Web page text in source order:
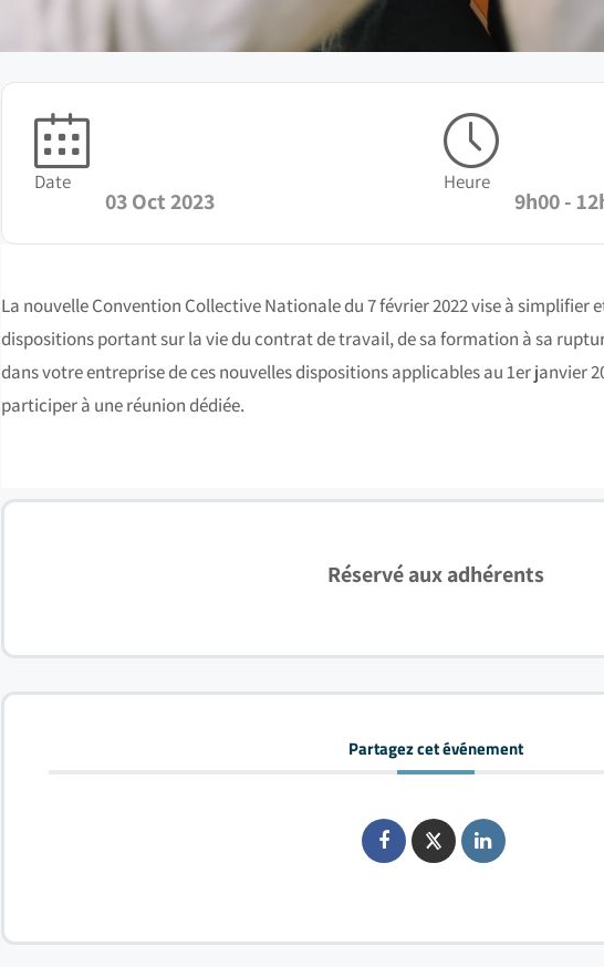
Date
03 Oct 2023
Heure
9h00 -
La nouvelle Convention Collective Nationale du 7 février 2022 vise à simplifier
dispositions portant sur la vie du contrat de travail, de sa formation à sa
dans votre entreprise de ces nouvelles dispositions applicables au 1er janvier
participer à une réunion dédiée.
Réservé aux adhérents
Partagez cet événement